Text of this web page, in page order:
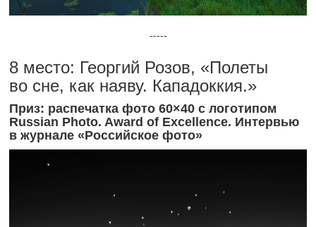
-----
8 место: Георгий Розов, «Полеты
во сне, как наяву. Кападоккия.»
Приз: распечатка фото 60×40 с логотипом
Russian Photo. Award of Excellence. Интервью
в журнале «Российское фото»